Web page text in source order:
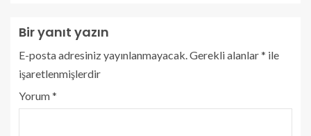
Bir yanıt yazın
E-posta adresiniz yayınlanmayacak. Gerekli alanlar* ile
işaretlenmişlerdir
Yorum*